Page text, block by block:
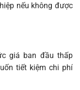
nếu không được
giá ban đầu thấp
tiết kiệm chi phí